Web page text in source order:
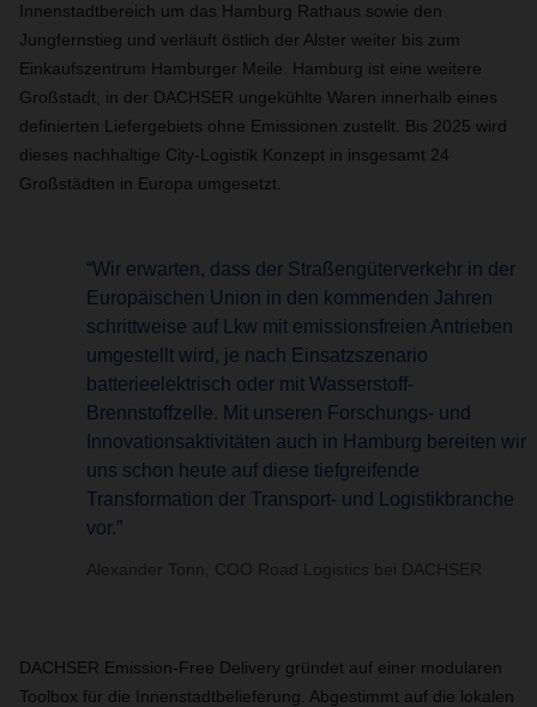
Innenstadtbereich um das Hamburg Rathaus sowie den
Jungfernstieg und verläuft östlich der Alster weiter bis zum
Einkaufszentrum Hamburger Meile. Hamburg ist eine weitere
Großstadt, in der DACHSER ungekühlte Waren innerhalb eines
definierten Liefergebiets ohne Emissionen zustellt. Bis 2025 wird
dieses nachhaltige City-Logistik Konzept in insgesamt 24
Großstädten in Europa umgesetzt.
“Wir erwarten, dass der Straßengüterverkehr in der
Europäischen Union in den kommenden Jahren
schrittweise auf Lkw mit emissionsfreien Antrieben
umgestellt wird, je nach Einsatzszenario
batterieelektrisch oder mit Wasserstoff-
Brennstoffzelle. Mit unseren Forschungs- und
Innovationsaktivitäten auch in Hamburg bereiten wir
uns schon heute auf diese tiefgreifende
Transformation der Transport- und Logistikbranche
vor.”
Alexander Tonn, COO Road Logistics bei DACHSER
DACHSER Emission-Free Delivery gründet auf einer modularen
Toolbox für die Innenstadtbelieferung. Abgestimmt auf die lokalen